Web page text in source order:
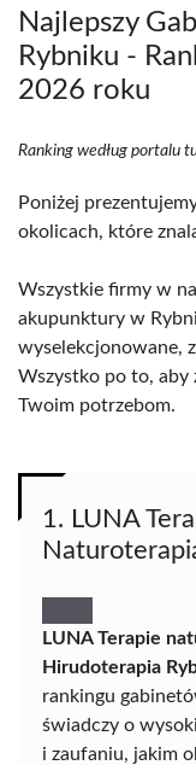
Najlepszy
Rybniku -
2026 roku
Ranking według portalu
Poniżej
okolicach, które
Wszystkie firmy w
akupunktury w
wyselekcjonowane,
Wszystko po to, aby
Twoim potrzebom.
1. LUNA
LUNA Terapie
Hirudoterapia
rankingu
świadczy o
i zaufaniu, jakim